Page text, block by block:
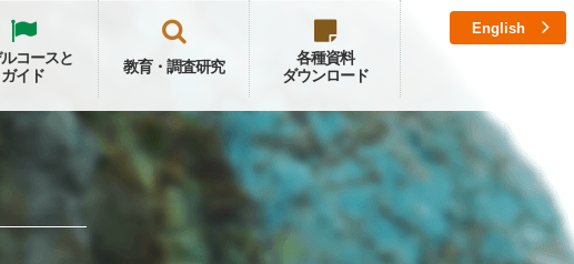
コースと
ガイド
教育・調査研究
各種資料
ダウンロード
English